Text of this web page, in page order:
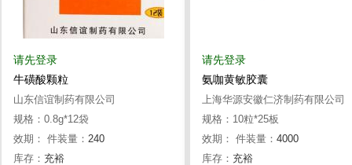
请先登录
牛磺酸颗粒
山东信谊制药有限公司
规格：0.8g*12袋
效期： 件装量： 240
库存： 充裕
请先登录
氨咖黄敏胶囊
上海华源安徽仁济制药有限公司
规格：10粒*25板
效期： 件装量： 4000
库存： 充裕